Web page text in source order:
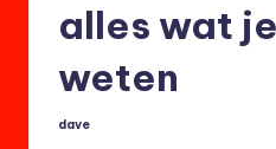
alles wat
weten
Posted
dave